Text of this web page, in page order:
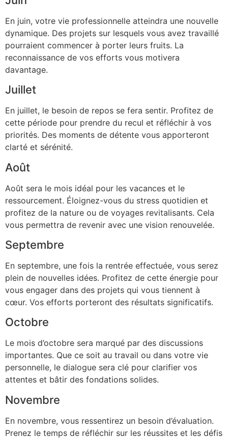
En juin, votre vie professionnelle atteindra une nouvelle
dynamique. Des projets sur lesquels vous avez travaillé
pourraient commencer à porter leurs fruits. La
reconnaissance de vos efforts vous motivera
davantage.
Juillet
En juillet, le besoin de repos se fera sentir. Profitez de
cette période pour prendre du recul et réfléchir à vos
priorités. Des moments de détente vous apporteront
clarté et sérénité.
Août
Août sera le mois idéal pour les vacances et le
ressourcement. Éloignez-vous du stress quotidien et
profitez de la nature ou de voyages revitalisants. Cela
vous permettra de revenir avec une vision renouvelée.
Septembre
En septembre, une fois la rentrée effectuée, vous serez
plein de nouvelles idées. Profitez de cette énergie pour
vous engager dans des projets qui vous tiennent à
cœur. Vos efforts porteront des résultats significatifs.
Octobre
Le mois d’octobre sera marqué par des discussions
importantes. Que ce soit au travail ou dans votre vie
personnelle, le dialogue sera clé pour clarifier vos
attentes et bâtir des fondations solides.
Novembre
En novembre, vous ressentirez un besoin d’évaluation.
Prenez le temps de réfléchir sur les réussites et les défis